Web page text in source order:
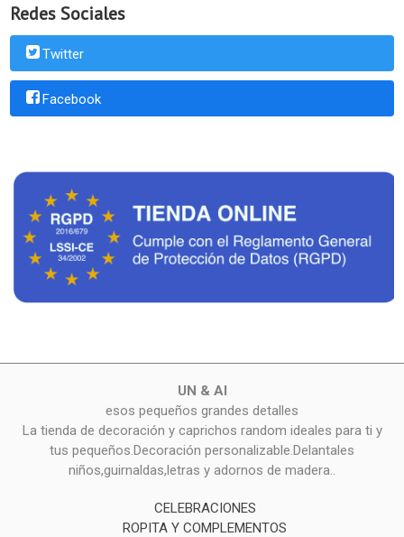
Redes Sociales
Twitter
Facebook
UN & AI
esos pequeños grandes detalles
La tienda de decoración y caprichos random ideales para ti y
tus pequeños.Decoración personalizable.Delantales
niños,guirnaldas,letras y adornos de madera..
CELEBRACIONES
ROPITA Y COMPLEMENTOS